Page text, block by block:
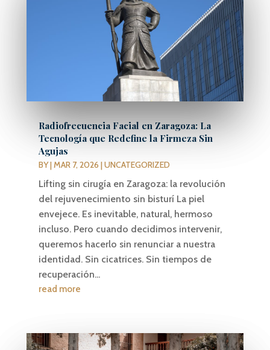
Radiofrecuencia Facial en Zaragoza: La
Tecnología que Redefine la Firmeza Sin
Agujas
BY|MAR 7, 2026 |UNCATEGORIZED
Lifting sin cirugía en Zaragoza: la revolución
del rejuvenecimiento sin bisturí La piel
envejece. Es inevitable, natural, hermoso
incluso. Pero cuando decidimos intervenir,
queremos hacerlo sin renunciar a nuestra
identidad. Sin cicatrices. Sin tiempos de
recuperación...
read more